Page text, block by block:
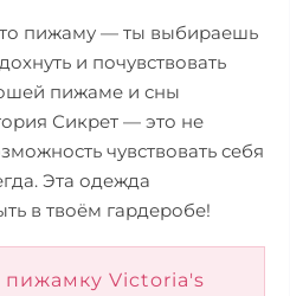
пижаму — ты выбираешь
и почувствовать
пижаме и сны
Сикрет — это не
чувствовать себя
Эта одежда
в твоём гардеробе!
Victoria's